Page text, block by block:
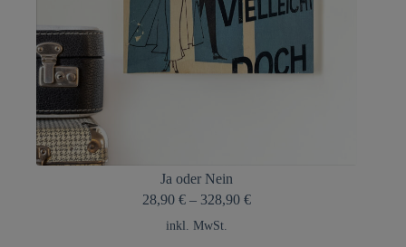
Ja oder Nein
28,90€ – 328,90€
inkl. MwSt.